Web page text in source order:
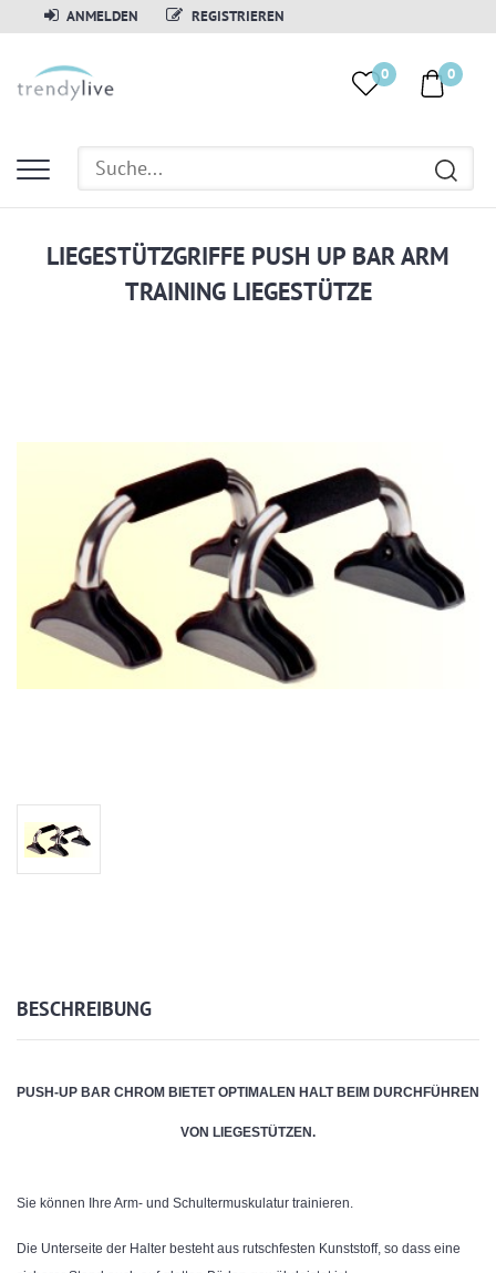
ANMELDEN REGISTRIEREN
0
0
LIEGESTÜTZGRIFFE PUSH UP BAR ARM
TRAINING LIEGESTÜTZE
BESCHREIBUNG
PUSH-UP BAR CHROM BIETET OPTIMALEN HALT BEIM DURCHFÜHREN
VON LIEGESTÜTZEN.
Sie können Ihre Arm- und Schultermuskulatur trainieren.
Die Unterseite der Halter besteht aus rutschfesten Kunststoff, so dass eine